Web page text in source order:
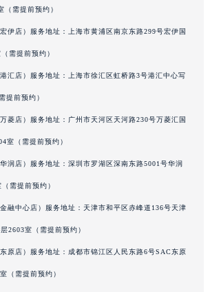
吉林省四平市铁东区紫气大路与南九经街交汇处豪利时售后服务中心（需提前预约）
吉林省通化市东昌区环通乡江南大街豪利时售后服务中心（需提前预约）
市延吉市解放路豪利时售后服务中心（需提前预约）
市新抚区东一路豪利时售后服务中心（需提前预约）
辽宁省阜新市海州区解放大街豪利时售后服务中心（需提前预约）
辽宁省锦州市古塔区中央大街豪利时售后服务中心（需提前预约）
（需提前预约）
宏伊店）服务地址：上海市黄浦区南京东路299号宏伊国
需提前预约）
港汇店）服务地址：上海市徐汇区虹桥路3号港汇中心写
提前预约）
万菱店）服务地址：广州市天河区天河路230号万菱汇国
室（需提前预约）
华润店）服务地址：深圳市罗湖区深南东路5001号华润
需提前预约）
金融中心店）服务地址：天津市和平区赤峰道136号天津
2603室（需提前预约）
东原店）服务地址：成都市锦江区人民东路6号SAC东原
（需提前预约）